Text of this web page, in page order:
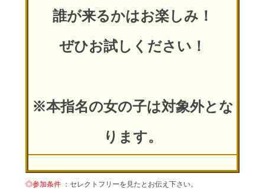
誰が来るかはお楽しみ！
ぜひお試しください！
※本指名の女の子は対象外とな
ります。
◎参加条件 ：セレクトフリーを見たとお伝え下さい。